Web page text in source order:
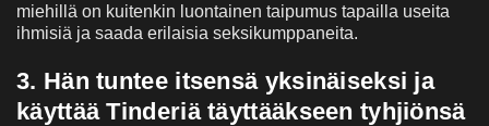
miehillä on kuitenkin luontainen taipumus tapailla useita
ihmisiä ja saada erilaisia seksikumppaneita.
3. Hän tuntee itsensä yksinäiseksi ja
käyttää Tinderiä täyttääkseen tyhjiönsä